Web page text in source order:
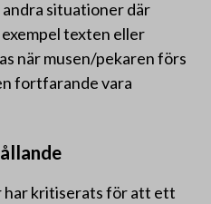
situationer där
texten eller
när musen/pekaren förs
fortfarande vara
kritiserats för att ett